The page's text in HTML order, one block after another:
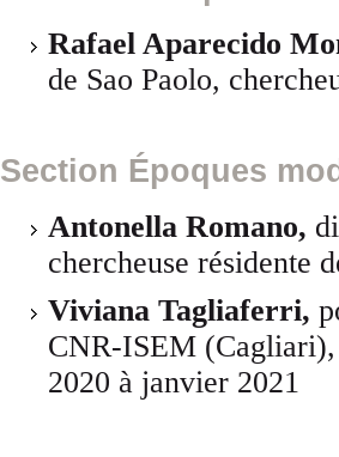
Rafael Aparecido
de Sao Paolo,
Section Époques
Antonella Romano,
chercheuse résidente
Viviana Tagliaferri,
CNR-ISEM (Cagliari),
2020 à janvier 2021